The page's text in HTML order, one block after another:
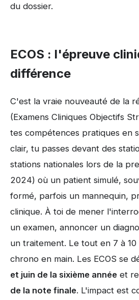
du dossier.
ECOS : l'épreuve
différence
C'est la vraie nouveauté de la
(Examens Cliniques Objectifs
tes compétences pratiques en
clair, tu passes devant des
stations nationales lors de la
2024) où un patient simulé,
formé, parfois un mannequin,
clinique. À toi de mener
un examen, annoncer un
un traitement. Le tout en 7 à
chrono en main. Les ECOS se
et juin de la sixième année et
de la note finale. L'impact est